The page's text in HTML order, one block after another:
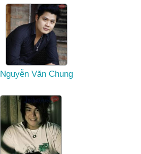
Nguyễn Văn Chung